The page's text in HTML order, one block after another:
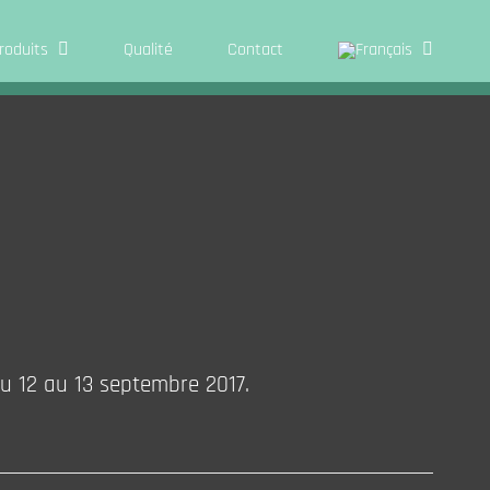
Qua­li­té Cont­act
12 au 13 sep­tembre 2017.